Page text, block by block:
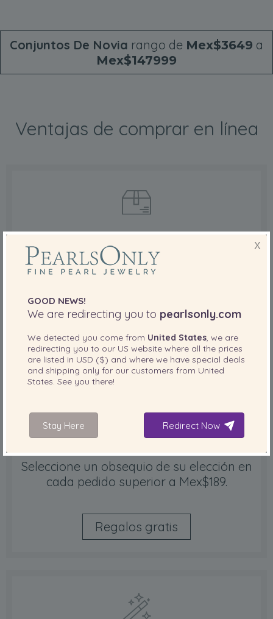
Conjuntos De Novia rango de Mex$3649 a
Mex$147999
Ventajas de comprar en línea
ENVÍO GRATIS
Ordene artículos hoy y sus artículos se
enviarán en menos de 12 horas.
Envío gratis
REGALOS GRATIS
Seleccione un obsequio de su elección en
cada pedido superior a Mex$189.
Regalos gratis
X
GOOD NEWS!
We are redirecting you to pearlsonly.com
We detected you come from United States , we are
redirecting you to our US website where all the prices
are listed in USD ($) and where we have special deals
and shipping only for our customers from United
States . See you there!
Stay Here Redirect Now